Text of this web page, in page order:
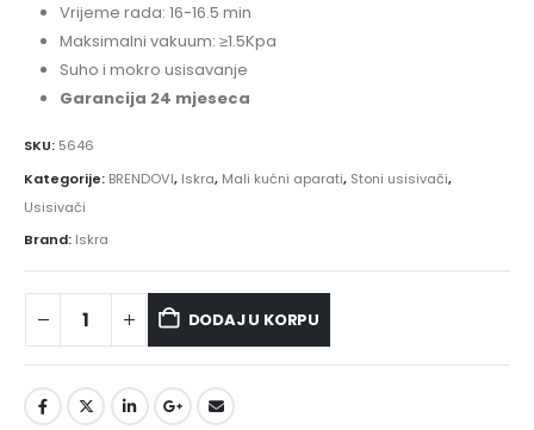
Vrijeme rada: 16-16.5 min
Maksimalni vakuum: ≥1.5Kpa
Suho i mokro usisavanje
Garancija 24 mjeseca
SKU: 5646
Kategorije: BRENDOVI, Iskra, Mali kućni aparati, Stoni usisivači,
Usisivači
Brand: Iskra
DODAJ U KORPU